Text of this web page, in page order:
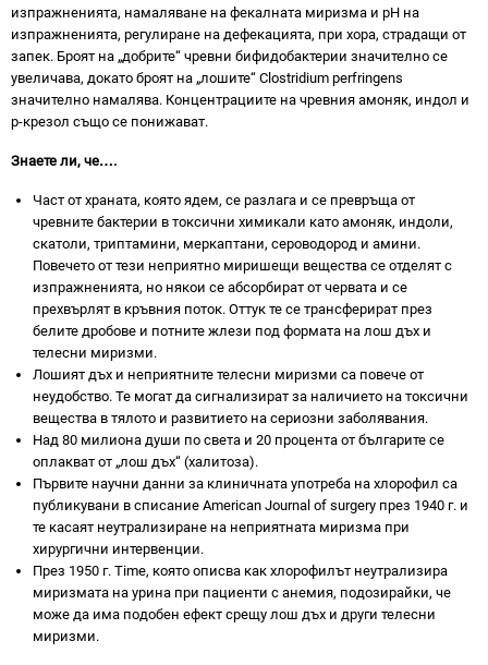
изпражненията, намаляване на фекалната миризма и pH на
изпражненията, регулиране на дефекацията, при хора, страдащи от
запек. Броят на „добрите“ чревни бифидобактерии значително се
увеличава, докато броят на „лошите“ Clostridium perfringens
значително намалява. Концентрациите на чревния амоняк, индол и
р-крезол също се понижават.
Знаете ли, че….
Част от храната, която ядем, се разлага и се превръща от
чревните бактерии в токсични химикали като амоняк, индоли,
скатоли, триптамини, меркаптани, сероводород и амини.
Повечето от тези неприятно миришещи вещества се отделят с
изпражненията, но някои се абсорбират от червата и се
прехвърлят в кръвния поток. Оттук те се трансферират през
белите дробове и потните жлези под формата на лош дъх и
телесни миризми.
Лошият дъх и неприятните телесни миризми са повече от
неудобство. Те могат да сигнализират за наличието на токсични
вещества в тялото и развитието на сериозни заболявания.
Над 80 милиона души по света и 20 процента от българите се
оплакват от „лош дъх“ (халитоза).
Първите научни данни за клиничната употреба на хлорофил са
публикувани в списание American Journal of surgery през 1940 г. и
те касаят неутрализиране на неприятната миризма при
хирургични интервенции.
През 1950 г. Time, която описва как хлорофилът неутрализира
миризмата на урина при пациенти с анемия, подозирайки, че
може да има подобен ефект срещу лош дъх и други телесни
миризми.